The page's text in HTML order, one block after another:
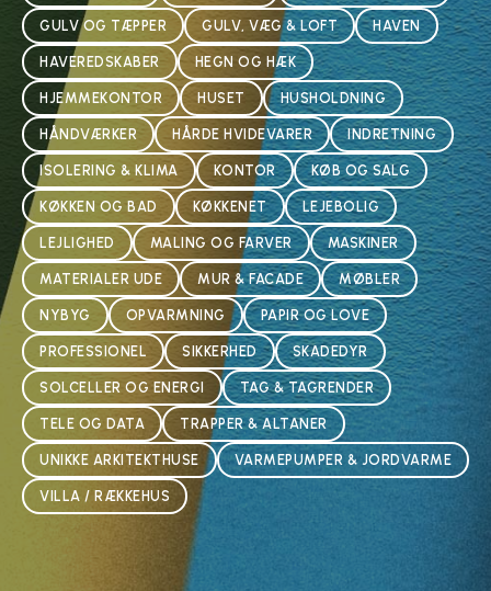
GULV OG TÆPPER GULV, VÆG & LOFT HAVEN
HAVEREDSKABER HEGN OG HÆK
HJEMMEKONTOR HUSET HUSHOLDNING
HÅNDVÆRKER HÅRDE HVIDEVARER INDRETNING
ISOLERING & KLIMA KONTOR KØB OG SALG
KØKKEN OG BAD KØKKENET LEJEBOLIG
LEJLIGHED MALING OG FARVER MASKINER
MATERIALER UDE MUR & FACADE MØBLER
NYBYG OPVARMNING PAPIR OG LOVE
PROFESSIONEL SIKKERHED SKADEDYR
SOLCELLER OG ENERGI TAG & TAGRENDER
TELE OG DATA TRAPPER & ALTANER
UNIKKE ARKITEKTHUSE VARMEPUMPER & JORDVARME
VILLA / RÆKKEHUS